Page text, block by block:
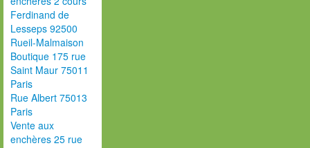
Ferdinand de
Lesseps 92500
Rueil-Malmaison
Boutique 175 rue
Saint Maur 75011
Paris
Rue Albert 75013
Paris
Vente aux
enchères 25 rue